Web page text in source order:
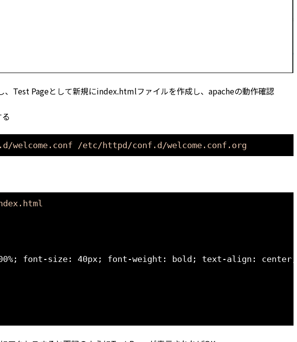
Test Pageとして新規にindex.htmlファイルを作成し、apacheの動作確認
welcome.conf /etc/httpd/conf.d/welcome.conf.org
font-size: 40px; font-weight: bold; text-align: center;"